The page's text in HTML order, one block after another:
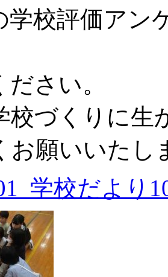
学校評価アン
さい。
校づくりに生
お願いいたし
学校だより